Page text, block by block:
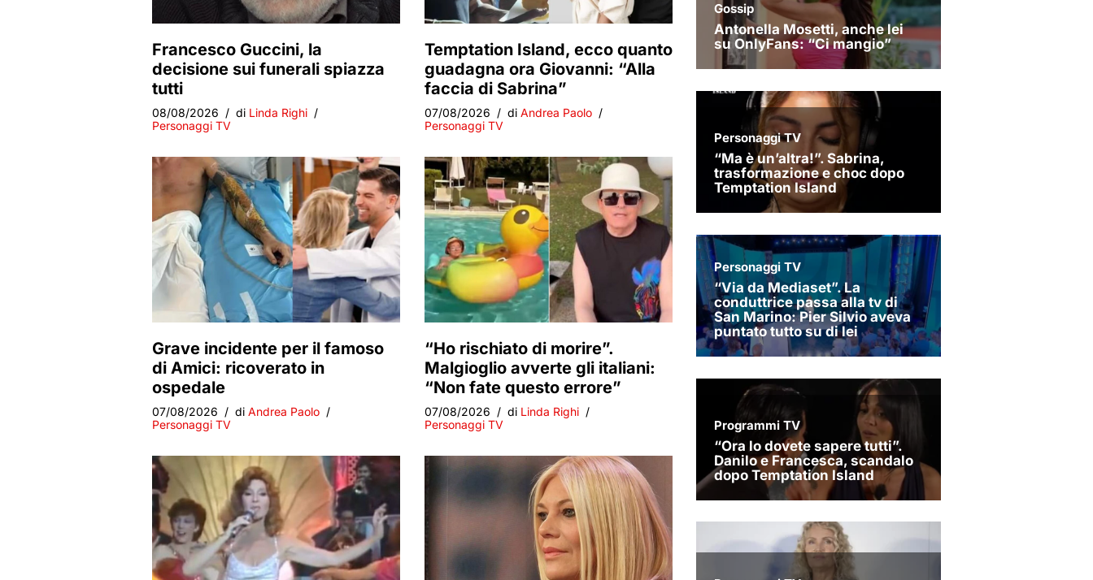
Francesco Guccini, la
decisione sui funerali spiazza
tutti
08/08/2026 di Linda Righi
Personaggi TV
Temptation Island, ecco quanto
guadagna ora Giovanni: “Alla
faccia di Sabrina”
07/08/2026 di Andrea Paolo
Personaggi TV
Grave incidente per il famoso
di Amici: ricoverato in
ospedale
07/08/2026 di Andrea Paolo
Personaggi TV
“Ho rischiato di morire”.
Malgioglio avverte gli italiani:
“Non fate questo errore”
07/08/2026 di Linda Righi
Personaggi TV